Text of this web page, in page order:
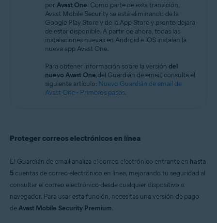
porAvast One. Como parte de esta transición,
Avast Mobile Security se está eliminando de la
Google Play Store y de la App Store y pronto dejará
de estar disponible. A partir de ahora, todas las
instalaciones nuevas en Android e iOS instalan la
nueva app Avast One.
Para obtener información sobre la versión del
nuevo Avast One del Guardián de email, consulta el
siguiente artículo: Nuevo Guardián de email de
Avast One - Primeros pasos.
Proteger correos electrónicos en línea
El Guardián de email analiza el correo electrónico entrante en hasta
5 cuentas de correo electrónico en línea, mejorando tu seguridad al
consultar el correo electrónico desde cualquier dispositivo o
navegador. Para usar esta función, necesitas una versión de pago
deAvast Mobile Security Premium.